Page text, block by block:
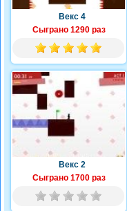
Векс 4
Сыграно 1290 раз
Векс 2
Сыграно 1700 раз